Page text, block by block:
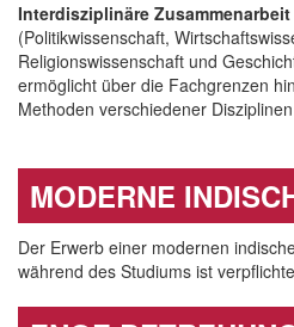
Interdisziplinäre
(Politikwissenschaft,
Religionswissenschaft und
ermöglicht über die Fachgrenzen
Methoden verschiedener
MODERNE
Der Erwerb einer modernen
während des Studiums ist